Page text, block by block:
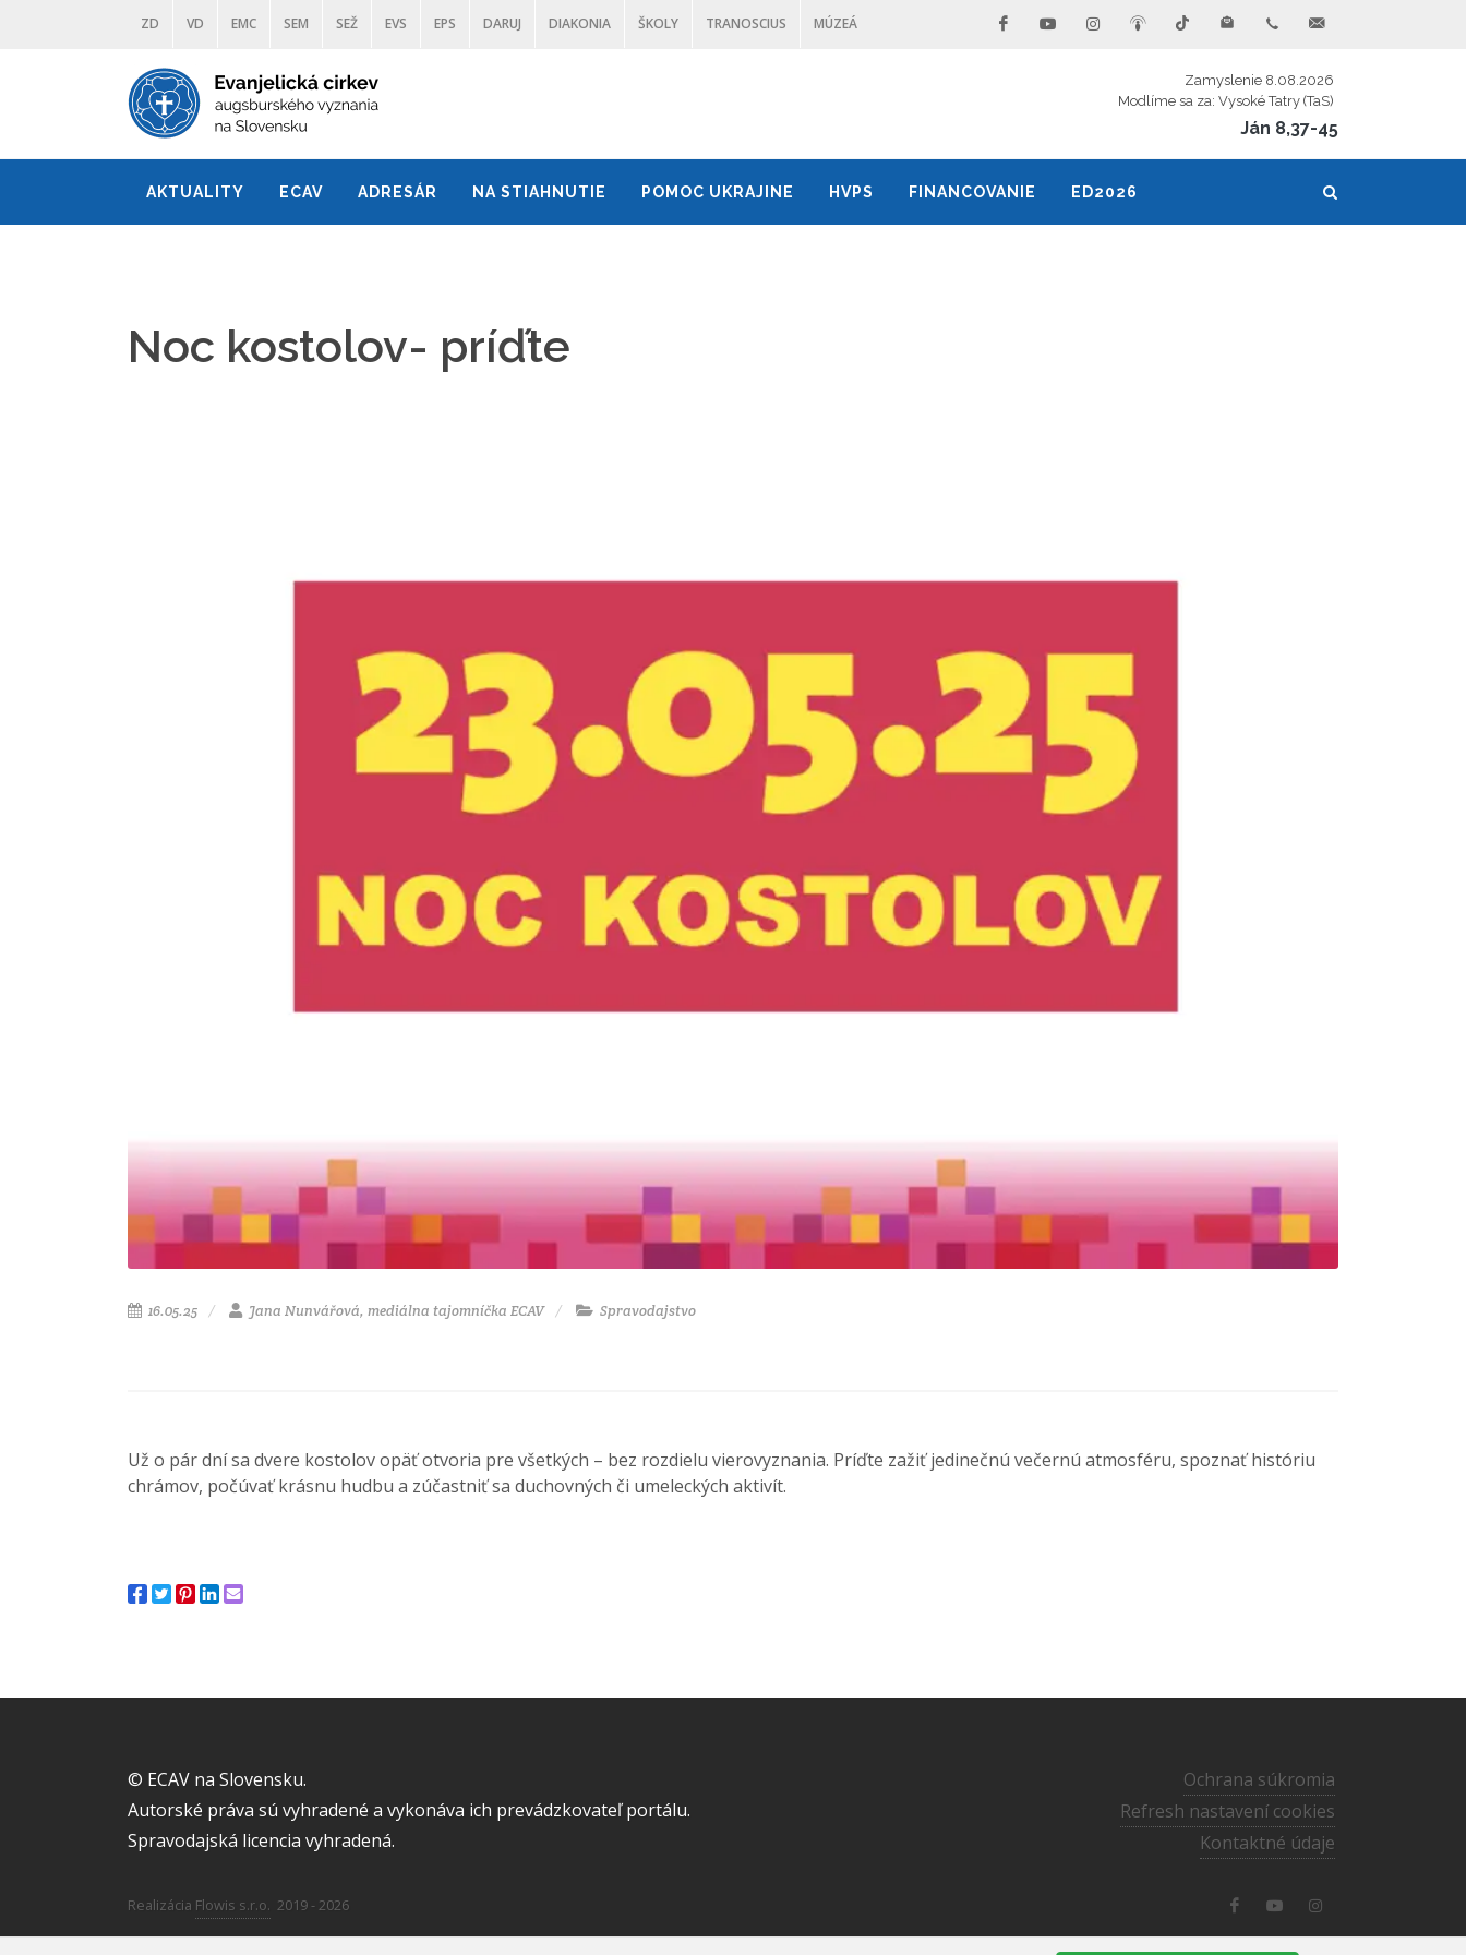
ZD VD EMC SEM SEŽ EVS EPS DARUJ DIAKONIA ŠKOLY TRANOSCIUS MÚZEÁ
Zamyslenie 8.08.2026
Modlíme sa za: Vysoké Tatry (TaS)
Ján 8,37-45
AKTUALITY ECAV ADRESÁR NA STIAHNUTIE POMOC UKRAJINE HVPS FINANCOVANIE ED2026
Noc kostolov- príďte
16.05.25 Jana Nunvářová, mediálna tajomníčka ECAV Spravodajstvo
Už o pár dní sa dvere kostolov opäť otvoria pre všetkých – bez rozdielu vierovyznania. Príďte zažiť jedinečnú večernú atmosféru, spoznať históriu
chrámov, počúvať krásnu hudbu a zúčastniť sa duchovných či umeleckých aktivít.
© ECAV na Slovensku.
Autorské práva sú vyhradené a vykonáva ich prevádzkovateľ portálu.
Spravodajská licencia vyhradená.
Ochrana súkromia
Refresh nastavení cookies
Kontaktné údaje
Realizácia Flowis s.r.o. 2019 - 2026